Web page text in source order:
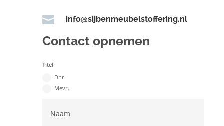
 info@sijbenmeubelstoffering.nl
Contact opnemen
Titel
Dhr.
Mevr.